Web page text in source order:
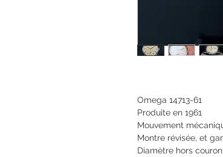
Omega 14713-61
Produite en 1961
Mouvement
Montre révisée, et
Diamètre hors